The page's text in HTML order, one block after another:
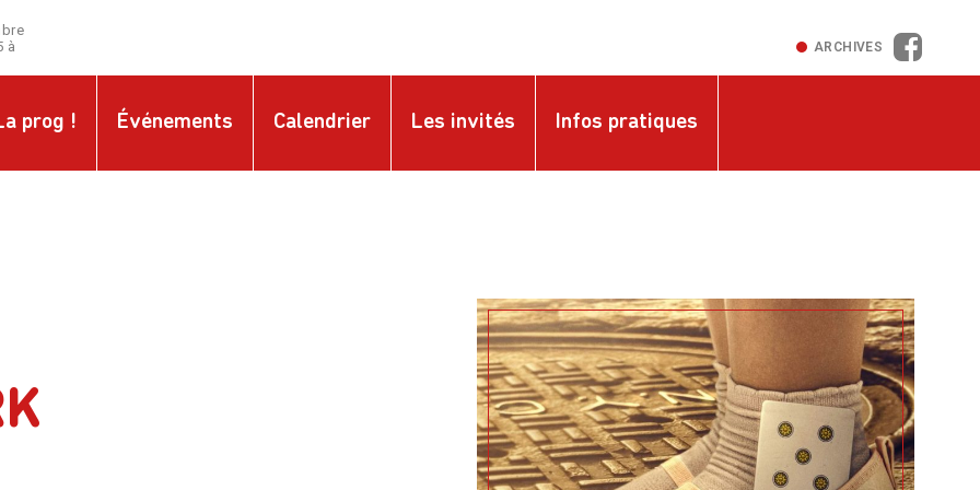
à
ARCHIVES
prog ! Événements Calendrier Les invités Infos pratiques